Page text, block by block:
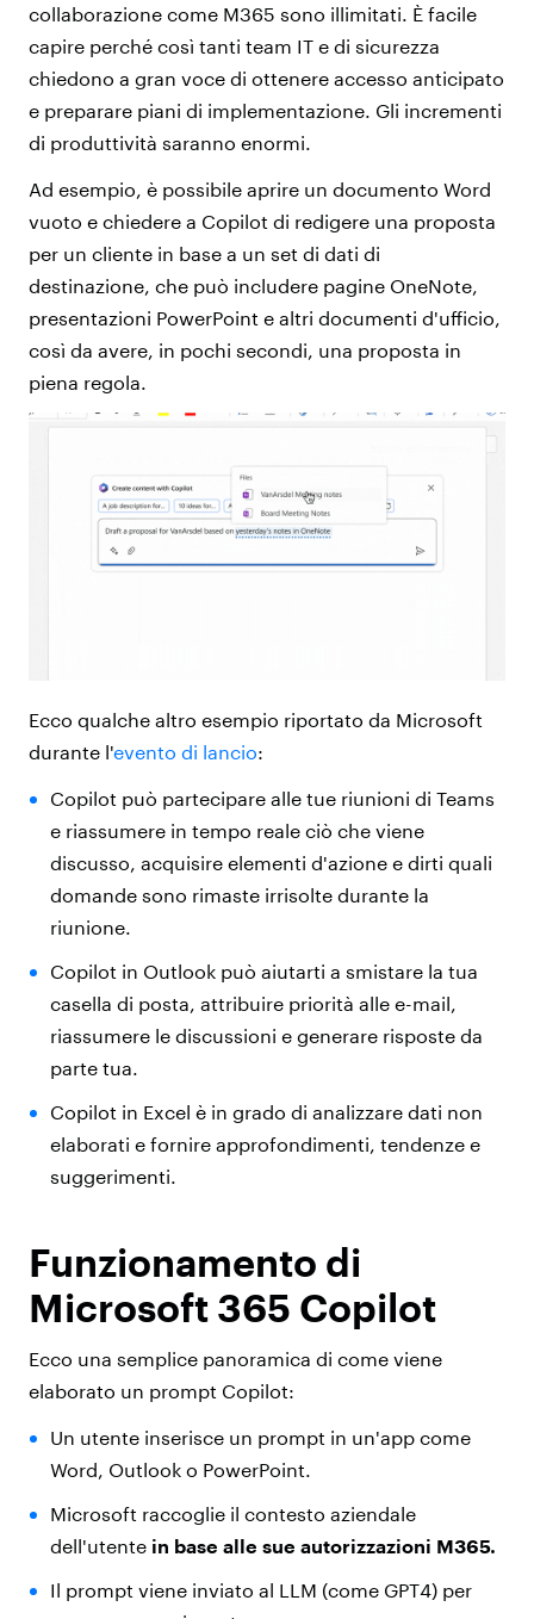
collaborazione come M365 sono illimitati. È facile
capire perché così tanti team IT e di sicurezza
chiedono a gran voce di ottenere accesso anticipato
e preparare piani di implementazione. Gli incrementi
di produttività saranno enormi.
Ad esempio, è possibile aprire un documento Word
vuoto e chiedere a Copilot di redigere una proposta
per un cliente in base a un set di dati di
destinazione, che può includere pagine OneNote,
presentazioni PowerPoint e altri documenti d'ufficio,
così da avere, in pochi secondi, una proposta in
piena regola.
Ecco qualche altro esempio riportato da Microsoft
durante l'evento di lancio:
Copilot può partecipare alle tue riunioni di Teams
e riassumere in tempo reale ciò che viene
discusso, acquisire elementi d'azione e dirti quali
domande sono rimaste irrisolte durante la
riunione.
Copilot in Outlook può aiutarti a smistare la tua
casella di posta, attribuire priorità alle e-mail,
riassumere le discussioni e generare risposte da
parte tua.
Copilot in Excel è in grado di analizzare dati non
elaborati e fornire approfondimenti, tendenze e
suggerimenti.
Funzionamento di
Microsoft 365 Copilot
Ecco una semplice panoramica di come viene
elaborato un prompt Copilot:
Un utente inserisce un prompt in un'app come
Word, Outlook o PowerPoint.
Microsoft raccoglie il contesto aziendale
dell'utente in base alle sue autorizzazioni M365.
Il prompt viene inviato al LLM (come GPT4) per